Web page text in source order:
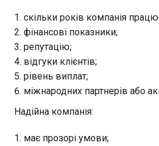
скільки років компанія
фінансові показники;
репутацію;
відгуки клієнтів;
рівень виплат;
міжнародних партнерів або
Надійна компанія:
має прозорі умови;